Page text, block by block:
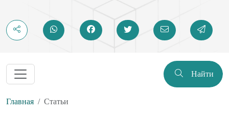
Найти
Главная Статьи